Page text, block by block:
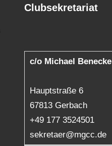
Clubsekretariat
c/o Michael Benecke
Hauptstraße 6
67813 Gerbach
+49 177 3524501
sekretaer@mgcc.de